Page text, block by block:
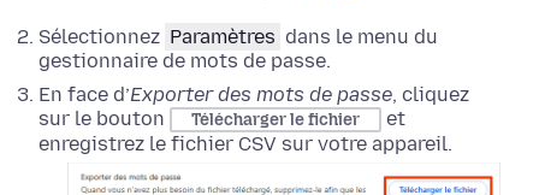
Sélectionnez Paramètres dans le menu du
gestionnaire de mots de passe.
En face d’Exporter des mots de passe, cliquez
sur le bouton
Télécharger le fichier
et
enregistrez le fichier CSV sur votre appareil.